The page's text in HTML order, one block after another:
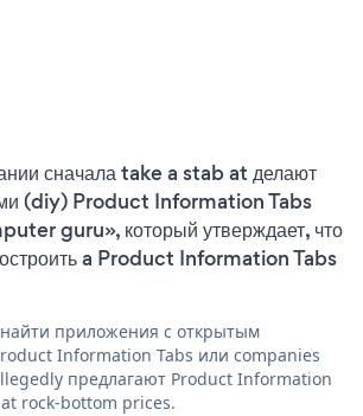
сначала take a stab at делают
(diy) Product Information Tabs
guru», который утверждает, что
a Product Information Tabs
приложения с открытым
Information Tabs или companies
предлагают Product Information
rock-bottom prices.